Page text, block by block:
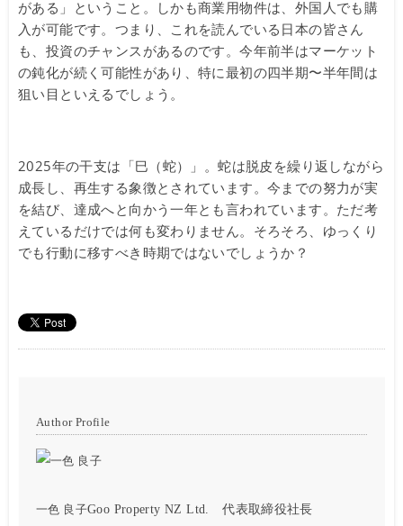
がある」ということ。しかも商業用物件は、外国人でも購
入が可能です。つまり、これを読んでいる日本の皆さん
も、投資のチャンスがあるのです。今年前半はマーケット
の鈍化が続く可能性があり、特に最初の四半期〜半年間は
狙い目といえるでしょう。
2025年の干支は「巳（蛇）」。蛇は脱皮を繰り返しながら
成長し、再生する象徴とされています。今までの努力が実
を結び、達成へと向かう一年とも言われています。ただ考
えているだけでは何も変わりません。そろそろ、ゆっくり
でも行動に移すべき時期ではないでしょうか？
Author Profile
一色 良子Goo Property NZ Ltd. 代表取締役社長